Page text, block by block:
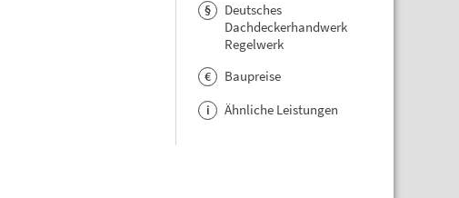
§
Deutsches
Dachdeckerhandwerk
Regelwerk
€ Baupreise
i Ähnliche Leistungen